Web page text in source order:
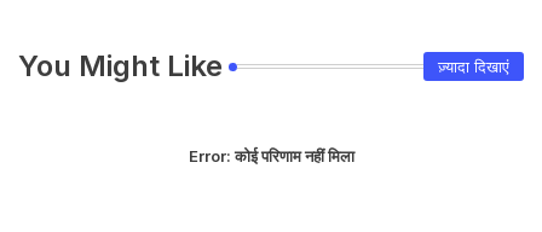
You Might Like ज़्यादा दिखाएं
Error:कोई परिणाम नहीं मिला